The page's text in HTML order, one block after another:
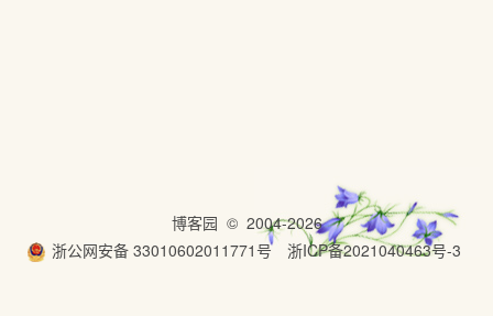
博客园 © 2004-2026
浙公网安备 33010602011771号
浙ICP备2021040463号-3